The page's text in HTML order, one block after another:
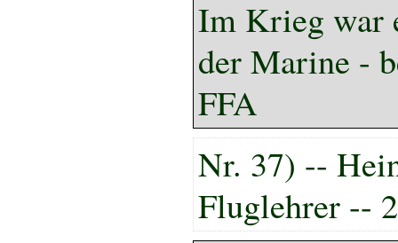
Im Krieg war
der Marine -
FFA
Nr. 37) --
Fluglehrer --